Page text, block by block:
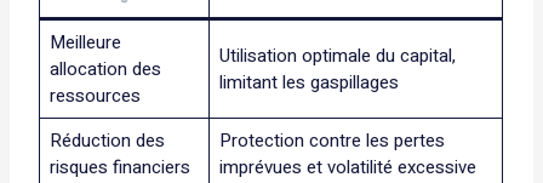
Meilleure
allocation des
ressources
Utilisation optimale du capital,
limitant les gaspillages
Réduction des
risques financiers
Protection contre les pertes
imprévues et volatilité excessive